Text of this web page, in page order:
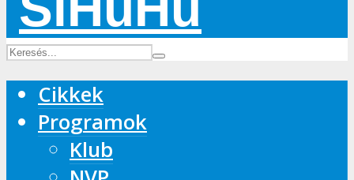
Cikkek
Programok
Klub